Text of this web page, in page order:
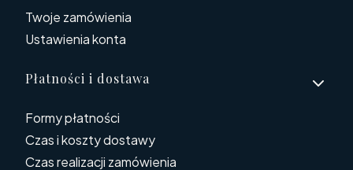
Twoje zamówienia
Ustawienia konta
Płatności i dostawa
Formy płatności
Czas i koszty dostawy
Czas realizacji zamówienia